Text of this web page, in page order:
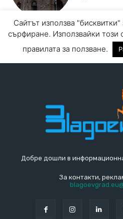
Добре дошли в
За контакти,